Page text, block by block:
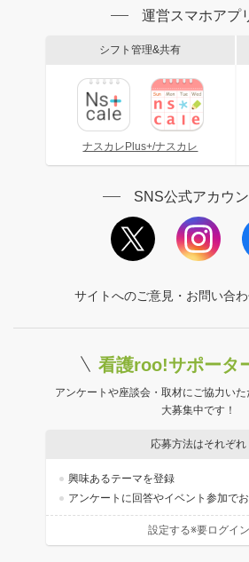
運営スマホアプ
シフト管理&共有
ナスカレPlus+/ナスカレ
SNS公式アカウン
サイトへのご意見・お問い合
看護roo!サポータ
アンケートや座談会・取材にご協力いた
大募集中です！
応募方法はそれぞれ
興味あるテーマを登録
アンケートに回答やイベント参加で
設定する※要ログイン